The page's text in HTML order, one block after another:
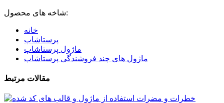
شاخه های محصول:
خانه
پرستاشاپ
ماژول پرستاشاپ
ماژول های چند فروشندگی پرستاشاپ
مقالات مرتبط